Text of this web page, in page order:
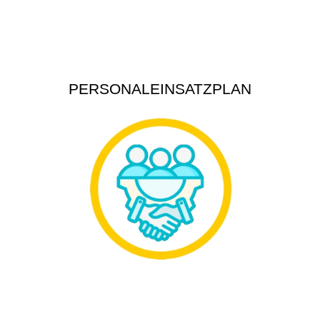
PERSONALEINSATZPLAN